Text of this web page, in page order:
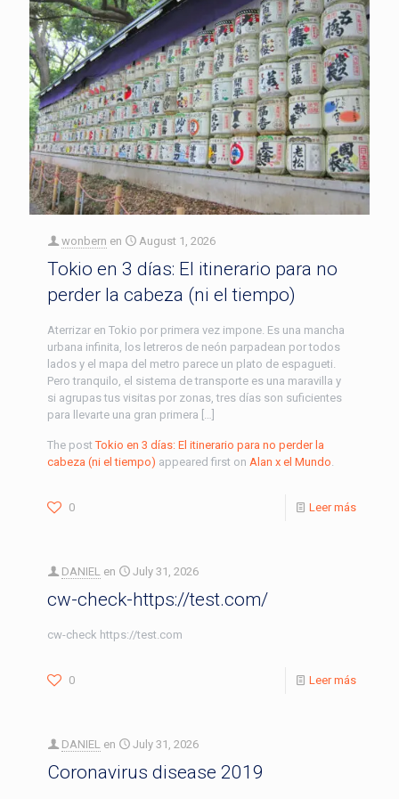
wonbern en August 1, 2026
Tokio en 3 días: El itinerario para no
perder la cabeza (ni el tiempo)
Aterrizar en Tokio por primera vez impone. Es una mancha
urbana infinita, los letreros de neón parpadean por todos
lados y el mapa del metro parece un plato de espagueti.
Pero tranquilo, el sistema de transporte es una maravilla y
si agrupas tus visitas por zonas, tres días son suficientes
para llevarte una gran primera […]
The postTokio en 3 días: El itinerario para no perder la
cabeza (ni el tiempo) appeared first on Alan x el Mundo
0 Leer más
DANIEL en July 31, 2026
cw-check-https://test.com/
cw-check https://test.com
0 Leer más
DANIEL en July 31, 2026
Coronavirus disease 2019